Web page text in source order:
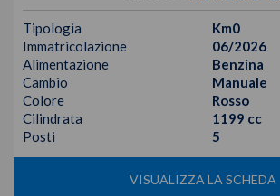
Tipologia
Km0
Immatricolazione
06/2026
Alimentazione
Benzina
Cambio
Manuale
Colore
Rosso
Cilindrata
1199 cc
Posti
5
VISUALIZZA LA SCHEDA